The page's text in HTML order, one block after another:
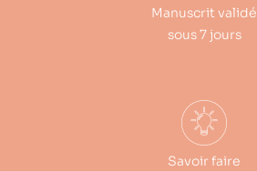
Manuscrit validé
sous 7 jours
Savoir faire